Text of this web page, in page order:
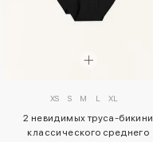
XS S M L XL
2 невидимых труса-бикини
классического среднего